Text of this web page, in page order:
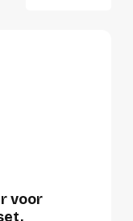
voor